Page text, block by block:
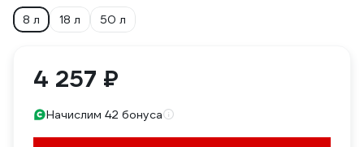
8 л
18 л 50 л
4 257 ₽
Начислим 42 бонуса